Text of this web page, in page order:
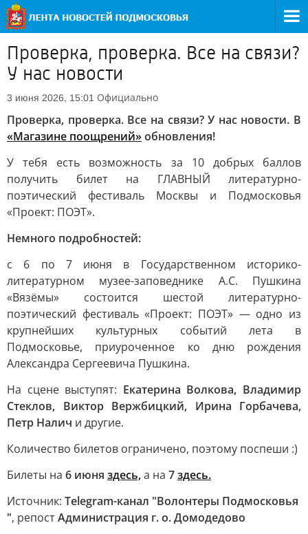
Проверка, проверка. Все на связи?
У нас новости
3 июня 2026, 15:01 Официально
Проверка, проверка. Все на связи? У нас новости. В
«Магазине поощрений»обновления!
У тебя есть возможность за 10 добрых баллов
получить билет на ГЛАВНЫЙ литературно-
поэтический фестиваль Москвы и Подмосковья
«Проект: ПОЭТ».
Немного подробностей:
с 6 по 7 июня в Государственном историко-
литературном музее-заповеднике А.С. Пушкина
«Вязёмы» состоится шестой литературно-
поэтический фестиваль «Проект: ПОЭТ» — одно из
крупнейших культурных событий лета в
Подмосковье, приуроченное ко дню рождения
Александра Сергеевича Пушкина.
На сцене выступят: Екатерина Волкова, Владимир
Стеклов, Виктор Вержбицкий, Ирина Горбачева,
Петр Налич и другие.
Количество билетов ограничено, поэтому поспеши :)
Билеты на 6 июня здесь,а на 7здесь.
Источник: Telegram-канал "Волонтеры Подмосковья
", репостАдминистрация г. о. Домодедово